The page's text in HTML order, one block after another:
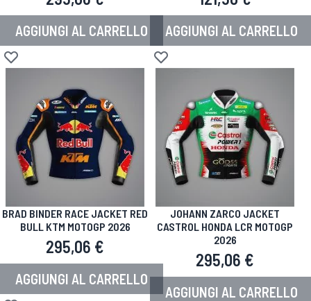
AGGIUNGI AL CARRELLO
Aggiungi alla lista desideri
AGGIUNGI AL CARRELLO
Aggiungi alla lista desideri
BRAD BINDER RACE JACKET RED
BULL KTM MOTOGP 2026
295,06 €
AGGIUNGI AL CARRELLO
JOHANN ZARCO JACKET
CASTROL HONDA LCR MOTOGP
2026
295,06 €
AGGIUNGI AL CARRELLO